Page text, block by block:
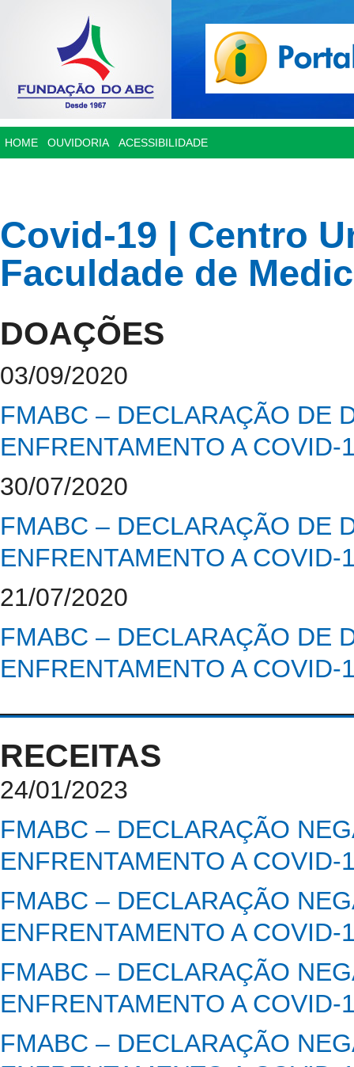
HOME OUVIDORIA ACESSIBILIDADE
Covid-19 | Centro
Faculdade de
DOAÇÕES
03/09/2020
FMABC – DECLARAÇÃO DE
ENFRENTAMENTO A COVID-
30/07/2020
FMABC – DECLARAÇÃO DE
ENFRENTAMENTO A COVID-
21/07/2020
FMABC – DECLARAÇÃO DE
ENFRENTAMENTO A COVID-
RECEITAS
24/01/2023
FMABC – DECLARAÇÃO
ENFRENTAMENTO A COVID-
FMABC – DECLARAÇÃO
ENFRENTAMENTO A COVID-
FMABC – DECLARAÇÃO
ENFRENTAMENTO A COVID-
FMABC – DECLARAÇÃO